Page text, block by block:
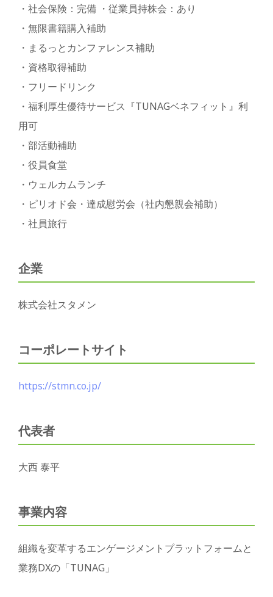
・社会保険：完備 ・従業員持株会：あり
・無限書籍購入補助
・まるっとカンファレンス補助
・資格取得補助
・フリードリンク
・福利厚生優待サービス『TUNAGベネフィット』利
用可
・部活動補助
・役員食堂
・ウェルカムランチ
・ピリオド会・達成慰労会（社内懇親会補助）
・社員旅行
企業
株式会社スタメン
コーポレートサイト
https://stmn.co.jp/
代表者
大西 泰平
事業内容
組織を変革するエンゲージメントプラットフォームと
業務DXの「TUNAG」